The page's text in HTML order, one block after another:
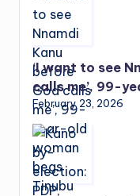
‘I want to see
calls me’, 99-
February 23, 2026